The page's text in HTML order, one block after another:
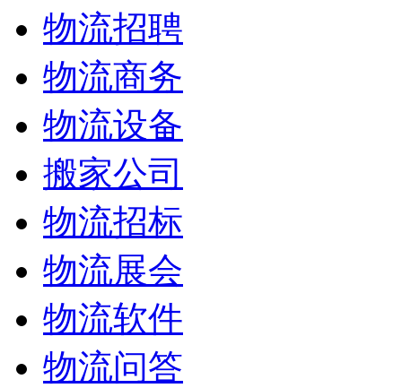
物流招聘
物流商务
物流设备
搬家公司
物流招标
物流展会
物流软件
物流问答